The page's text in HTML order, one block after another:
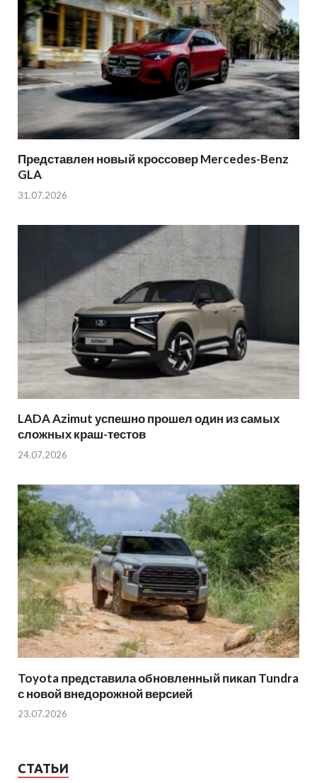
Представлен новый кроссовер Mercedes-Benz
GLA
31.07.2026
LADA Azimut успешно прошел один из самых
сложных краш-тестов
24.07.2026
Toyota представила обновленный пикап Tundra
с новой внедорожной версией
23.07.2026
СТАТЬИ